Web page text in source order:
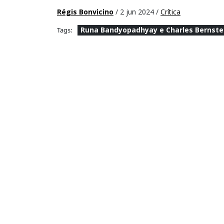
Régis Bonvicino / 2 jun 2024 / Crítica
Tags: Runa Bandyopadhyay e Charles